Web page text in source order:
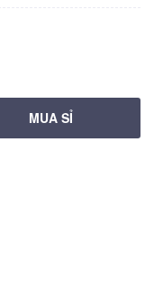
MUA SỈ